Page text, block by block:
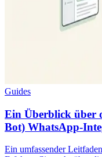
Guides
Ein Überblick über
Bot) WhatsApp-
Ein umfassender